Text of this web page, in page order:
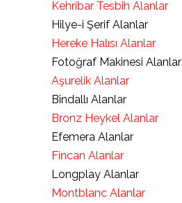
Kehribar Tesbih Alanlar
Hilye-i Şerif Alanlar
Hereke Halısı Alanlar
Fotoğraf Makinesi Alanlar
Aşurelik Alanlar
Bindallı Alanlar
Bronz Heykel Alanlar
Efemera Alanlar
Fincan Alanlar
Longplay Alanlar
Montblanc Alanlar